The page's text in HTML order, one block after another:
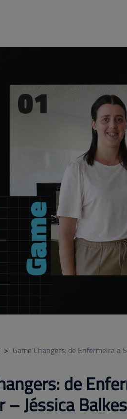
> Game Changers: de Enfermeira a
de
– Jéssica